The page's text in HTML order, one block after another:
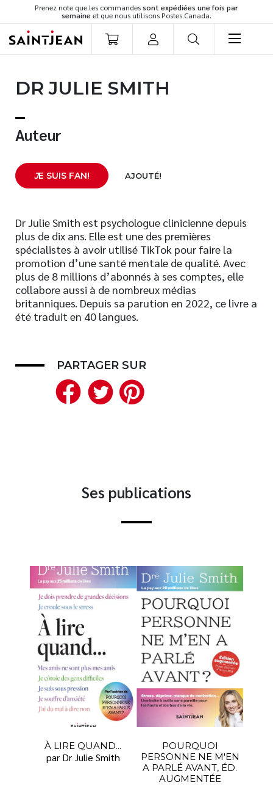
Prenez note que les commandessont expédiées une fois par
semaine et que nous utilisons Postes Canada.
Romans
Développement personnel
Spiritualité
Famille
Témoignages
Vie pratique
Finances
Nouveautés
Numérique
Page vedette
AUTEURS
DR JULIE SMITH
Auteur
JE SUIS FAN! AJOUTÉ!
Dr Julie Smith est psychologue clinicienne depuis
plus de dix ans. Elle est une des premières
spécialistes à avoir utilisé TikTok pour faire la
promotion d’une santé mentale de qualité. Avec
plus de 8 millions d’abonnés à ses comptes, elle
collabore aussi à de nombreux médias
britanniques. Depuis sa parution en 2022, ce livre a
été traduit en 40 langues.
PARTAGER SUR
Facebook
Twitter
Ses publications
À LIRE QUAND...
par Dr Julie Smith
POURQUOI
PERSONNE NE M'EN
A PARLÉ AVANT, ÉD.
AUGMENTÉE